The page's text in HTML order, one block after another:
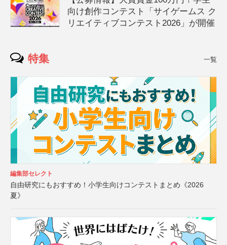
向け創作コンテスト「サイゲームス ク
リエイティブコンテスト2026」が開催
特集 一覧
編集部セレクト
自由研究にもおすすめ！小学生向けコンテストまとめ《2026
夏》